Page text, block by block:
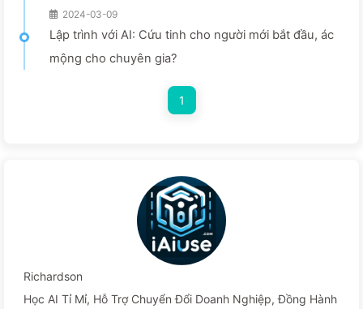
2024-03-09
Lập trình với AI: Cứu tinh cho người mới bắt đầu, ác
mộng cho chuyên gia?
1
Richardson
Học AI Tỉ Mỉ, Hỗ Trợ Chuyển Đổi Doanh Nghiệp, Đồng Hành